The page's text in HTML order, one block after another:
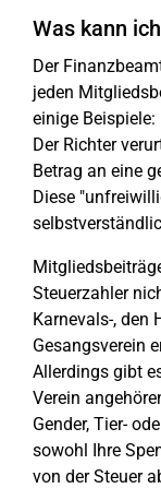
Was kann
Der
jeden
einige Beispiele:
Der Richter
Betrag an eine
Diese
Steuerzahler
Karnevals-, den
Gesangsverein
Allerdings gibt
Verein
Gender, Tier-
sowohl Ihre
von der Steuer